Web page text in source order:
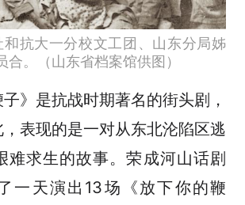
和抗大一分校文工团、山东分局姊
合。（山东省档案馆供图）
子》是抗战时期著名的街头剧，
表现的是一对从东北沦陷区逃
难求生的故事。荣成河山话剧
一天演出13场《放下你的鞭